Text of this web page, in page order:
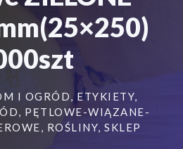
I OGRÓD, ETYKIETY,
, PĘTLOWE-WIĄZANE-
, ROŚLINY, SKLEP